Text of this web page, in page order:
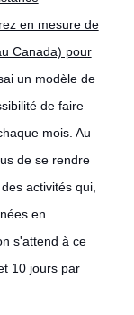
en mesure de
Canada) pour
un modèle de
de faire
mois. Au
de se rendre
activités qui,
en
s'attend à ce
10 jours par